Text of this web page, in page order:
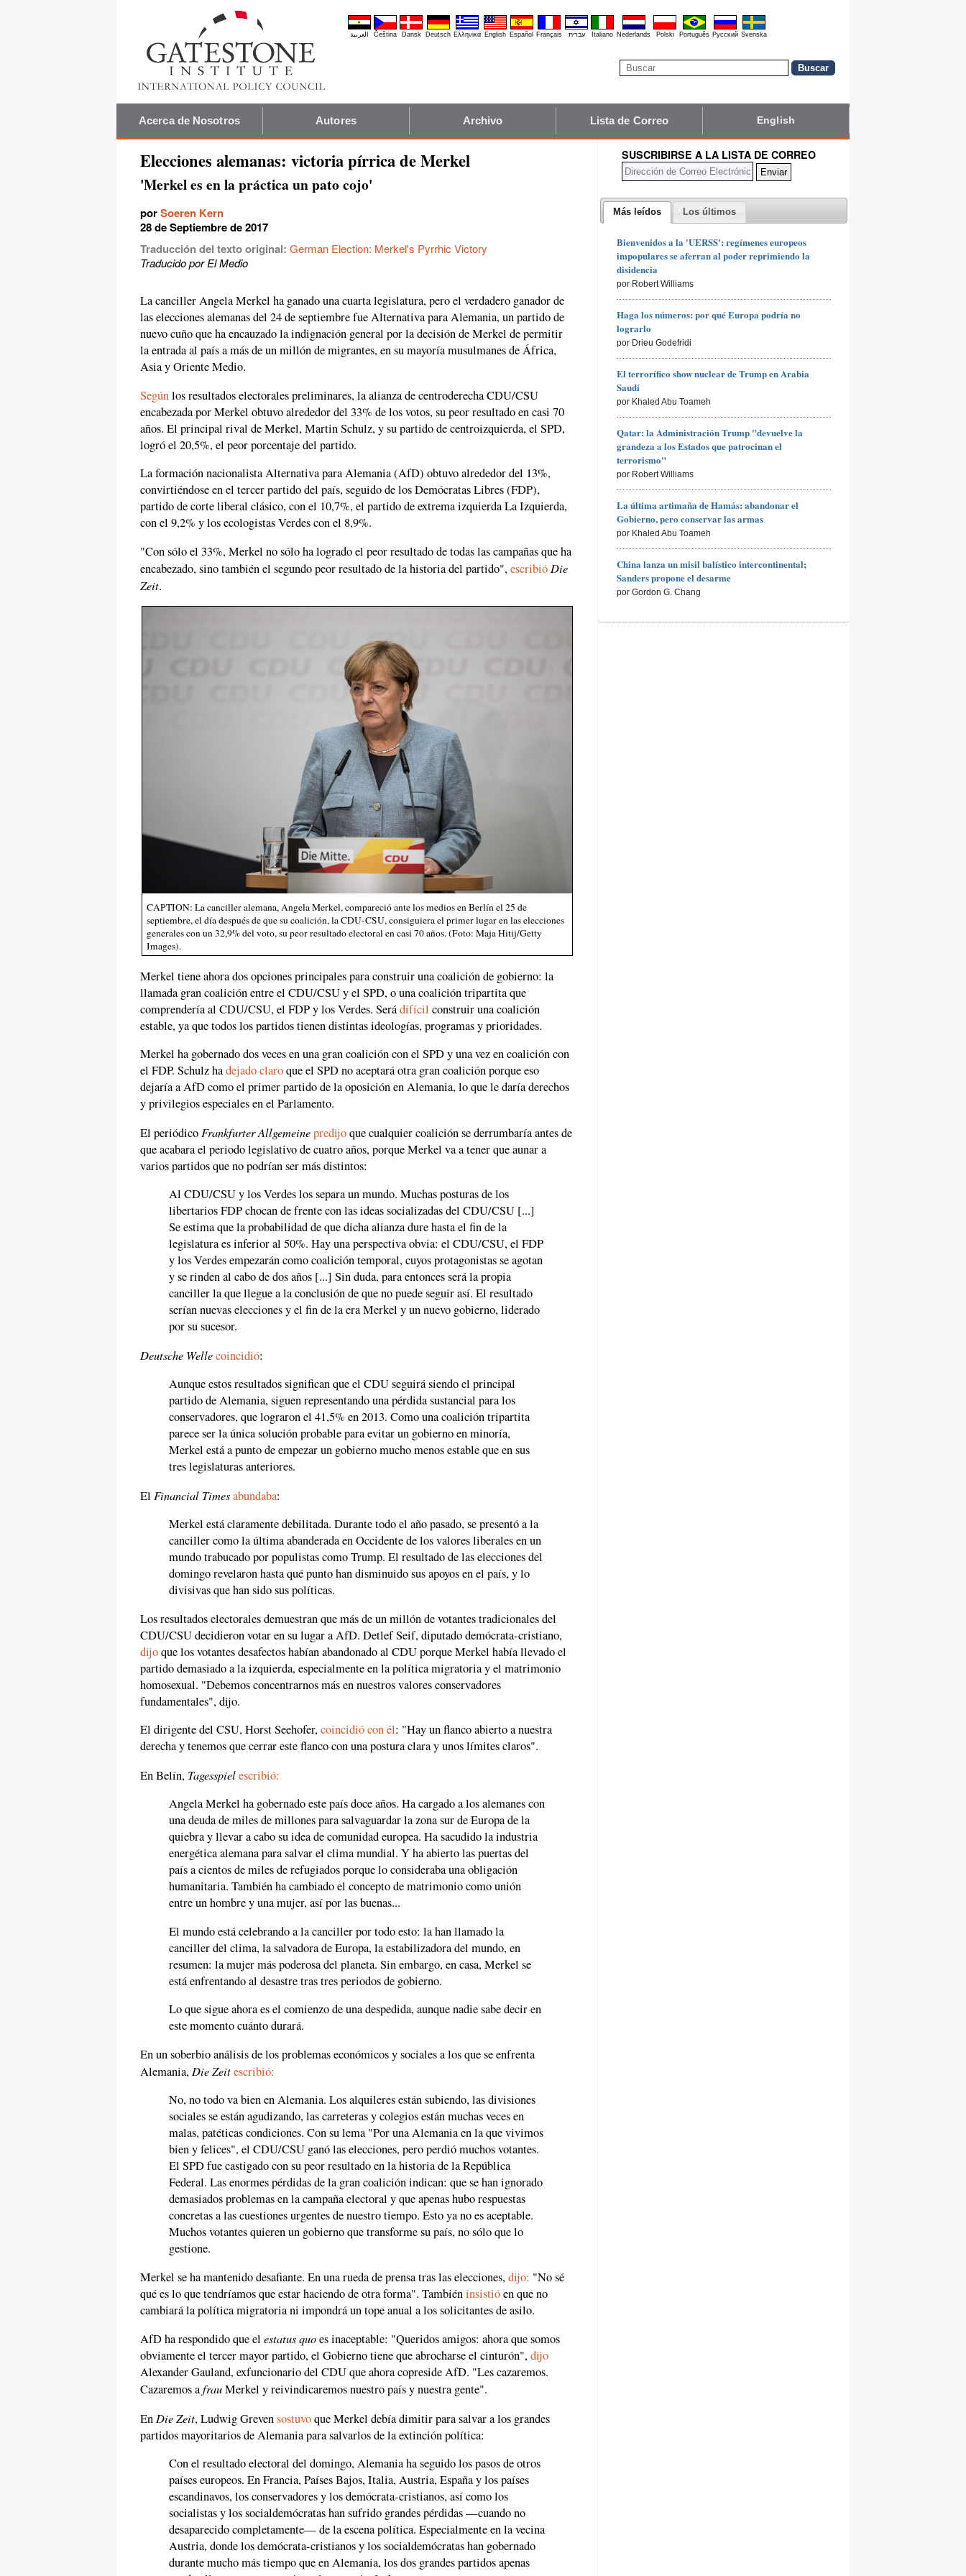
العربية Čeština Dansk Deutsch Ελληνικά English Español Français עברית Italiano Nederlands Polski Português Pyccĸий Svenska
Acerca de Nosotros Autores Archivo Lista de Correo English
Elecciones alemanas: victoria pírrica de Merkel
'Merkel es en la práctica un pato cojo'
porSoeren Kern
28 de Septiembre de 2017
Traducción del texto original: German Election: Merkel's Pyrrhic Victory
Traducido por El Medio
La canciller Angela Merkel ha ganado una cuarta legislatura, pero el verdadero ganador de
las elecciones alemanas del 24 de septiembre fue Alternativa para Alemania, un partido de
nuevo cuño que ha encauzado la indignación general por la decisión de Merkel de permitir
la entrada al país a más de un millón de migrantes, en su mayoría musulmanes de África,
Asia y Oriente Medio.
Segúnlos resultados electorales preliminares, la alianza de centroderecha CDU/CSU
encabezada por Merkel obtuvo alrededor del 33% de los votos, su peor resultado en casi 70
años. El principal rival de Merkel, Martin Schulz, y su partido de centroizquierda, el SPD,
logró el 20,5%, el peor porcentaje del partido.
La formación nacionalista Alternativa para Alemania (AfD) obtuvo alrededor del 13%,
convirtiéndose en el tercer partido del país, seguido de los Demócratas Libres (FDP),
partido de corte liberal clásico, con el 10,7%, el partido de extrema izquierda La Izquierda,
con el 9,2% y los ecologistas Verdes con el 8,9%.
"Con sólo el 33%, Merkel no sólo ha logrado el peor resultado de todas las campañas que ha
encabezado, sino también el segundo peor resultado de la historia del partido",escribió Die
Zeit.
CAPTION: La canciller alemana, Angela Merkel, compareció ante los medios en Berlín el 25 de
septiembre, el día después de que su coalición, la CDU-CSU, consiguiera el primer lugar en las elecciones
generales con un 32,9% del voto, su peor resultado electoral en casi 70 años. (Foto: Maja Hitij/Getty
Images).
Merkel tiene ahora dos opciones principales para construir una coalición de gobierno: la
llamada gran coalición entre el CDU/CSU y el SPD, o una coalición tripartita que
comprendería al CDU/CSU, el FDP y los Verdes. Serádifícil construir una coalición
estable, ya que todos los partidos tienen distintas ideologías, programas y prioridades.
Merkel ha gobernado dos veces en una gran coalición con el SPD y una vez en coalición con
el FDP. Schulz hadejado claroque el SPD no aceptará otra gran coalición porque eso
dejaría a AfD como el primer partido de la oposición en Alemania, lo que le daría derechos
y privilegios especiales en el Parlamento.
El periódico Frankfurter Allgemeinepredijoque cualquier coalición se derrumbaría antes de
que acabara el periodo legislativo de cuatro años, porque Merkel va a tener que aunar a
varios partidos que no podrían ser más distintos:
Al CDU/CSU y los Verdes los separa un mundo. Muchas posturas de los
libertarios FDP chocan de frente con las ideas socializadas del CDU/CSU [...]
Se estima que la probabilidad de que dicha alianza dure hasta el fin de la
legislatura es inferior al 50%. Hay una perspectiva obvia: el CDU/CSU, el FDP
y los Verdes empezarán como coalición temporal, cuyos protagonistas se agotan
y se rinden al cabo de dos años [...] Sin duda, para entonces será la propia
canciller la que llegue a la conclusión de que no puede seguir así. El resultado
serían nuevas elecciones y el fin de la era Merkel y un nuevo gobierno, liderado
por su sucesor.
Deutsche Wellecoincidió:
Aunque estos resultados significan que el CDU seguirá siendo el principal
partido de Alemania, siguen representando una pérdida sustancial para los
conservadores, que lograron el 41,5% en 2013. Como una coalición tripartita
parece ser la única solución probable para evitar un gobierno en minoría,
Merkel está a punto de empezar un gobierno mucho menos estable que en sus
tres legislaturas anteriores.
El Financial Timesabundaba:
Merkel está claramente debilitada. Durante todo el año pasado, se presentó a la
canciller como la última abanderada en Occidente de los valores liberales en un
mundo trabucado por populistas como Trump. El resultado de las elecciones del
domingo revelaron hasta qué punto han disminuido sus apoyos en el país, y lo
divisivas que han sido sus políticas.
Los resultados electorales demuestran que más de un millón de votantes tradicionales del
CDU/CSU decidieron votar en su lugar a AfD. Detlef Seif, diputado demócrata-cristiano,
dijoque los votantes desafectos habían abandonado al CDU porque Merkel había llevado el
partido demasiado a la izquierda, especialmente en la política migratoria y el matrimonio
homosexual. "Debemos concentrarnos más en nuestros valores conservadores
fundamentales", dijo.
El dirigente del CSU, Horst Seehofer,coincidió con él: "Hay un flanco abierto a nuestra
derecha y tenemos que cerrar este flanco con una postura clara y unos límites claros".
En Belín, Tagesspielescribió:
Angela Merkel ha gobernado este país doce años. Ha cargado a los alemanes con
una deuda de miles de millones para salvaguardar la zona sur de Europa de la
quiebra y llevar a cabo su idea de comunidad europea. Ha sacudido la industria
energética alemana para salvar el clima mundial. Y ha abierto las puertas del
país a cientos de miles de refugiados porque lo consideraba una obligación
humanitaria. También ha cambiado el concepto de matrimonio como unión
entre un hombre y una mujer, así por las buenas...
El mundo está celebrando a la canciller por todo esto: la han llamado la
canciller del clima, la salvadora de Europa, la estabilizadora del mundo, en
resumen: la mujer más poderosa del planeta. Sin embargo, en casa, Merkel se
está enfrentando al desastre tras tres periodos de gobierno.
Lo que sigue ahora es el comienzo de una despedida, aunque nadie sabe decir en
este momento cuánto durará.
En un soberbio análisis de los problemas económicos y sociales a los que se enfrenta
Alemania, Die Zeitescribió:
No, no todo va bien en Alemania. Los alquileres están subiendo, las divisiones
sociales se están agudizando, las carreteras y colegios están muchas veces en
malas, patéticas condiciones. Con su lema "Por una Alemania en la que vivimos
bien y felices", el CDU/CSU ganó las elecciones, pero perdió muchos votantes.
El SPD fue castigado con su peor resultado en la historia de la República
Federal. Las enormes pérdidas de la gran coalición indican: que se han ignorado
demasiados problemas en la campaña electoral y que apenas hubo respuestas
concretas a las cuestiones urgentes de nuestro tiempo. Esto ya no es aceptable.
Muchos votantes quieren un gobierno que transforme su país, no sólo que lo
gestione.
Merkel se ha mantenido desafiante. En una rueda de prensa tras las elecciones,dijo: "No sé
qué es lo que tendríamos que estar haciendo de otra forma". Tambiéninsistióen que no
cambiará la política migratoria ni impondrá un tope anual a los solicitantes de asilo.
AfD ha respondido que el estatus quoes inaceptable: "Queridos amigos: ahora que somos
obviamente el tercer mayor partido, el Gobierno tiene que abrocharse el cinturón",dijo
Alexander Gauland, exfuncionario del CDU que ahora copreside AfD. "Les cazaremos.
Cazaremos afrauMerkel y reivindicaremos nuestro país y nuestra gente".
En Die Zeit, Ludwig Grevensostuvoque Merkel debía dimitir para salvar a los grandes
partidos mayoritarios de Alemania para salvarlos de la extinción política:
Con el resultado electoral del domingo, Alemania ha seguido los pasos de otros
países europeos. En Francia, Países Bajos, Italia, Austria, España y los países
escandinavos, los conservadores y los demócrata-cristianos, así como los
socialistas y los socialdemócratas han sufrido grandes pérdidas —cuando no
desaparecido completamente— de la escena política. Especialmente en la vecina
Austria, donde los demócrata-cristianos y los socialdemócratas han gobernado
durante mucho más tiempo que en Alemania, los dos grandes partidos apenas
SUSCRIBIRSE A LA LISTA DE CORREO
Más leídos Los últimos
Bienvenidos a la 'UERSS': regímenes europeos
impopulares se aferran al poder reprimiendo la
disidencia
por Robert Williams
Haga los números: por qué Europa podría no
lograrlo
por Drieu Godefridi
El terrorífico show nuclear de Trump en Arabia
Saudí
por Khaled Abu Toameh
Qatar: la Administración Trump "devuelve la
grandeza a los Estados que patrocinan el
terrorismo"
por Robert Williams
La última artimaña de Hamás: abandonar el
Gobierno, pero conservar las armas
por Khaled Abu Toameh
China lanza un misil balístico intercontinental;
Sanders propone el desarme
por Gordon G. Chang